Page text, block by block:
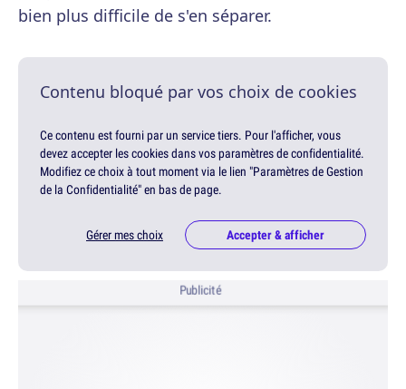
bien plus difficile de s'en séparer.
Contenu bloqué par vos choix de cookies
Ce contenu est fourni par un service tiers. Pour l'afficher, vous
devez accepter les cookies dans vos paramètres de confidentialité.
Modifiez ce choix à tout moment via le lien "Paramètres de Gestion
de la Confidentialité" en bas de page.
Gérer mes choix Accepter & afficher
Publicité